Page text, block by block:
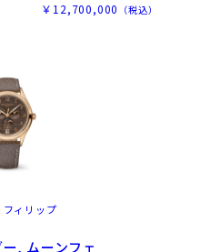
￥12,700,000 （税込）
フィリップ
, ムーンフェ